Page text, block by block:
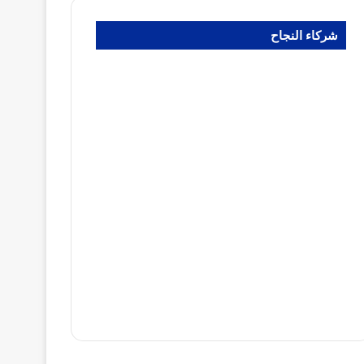
شركاء النجاح